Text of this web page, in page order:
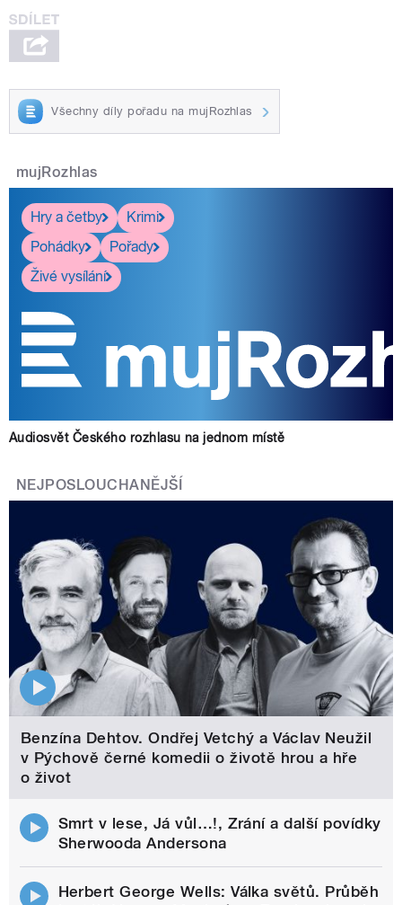
Všechny díly pořadu na mujRozhlas
mujRozhlas
Hry a četby
Krimi
Pohádky
Pořady
Živé vysílání
Audiosvět Českého rozhlasu na jednom místě
NEJPOSLOUCHANĚJŠÍ
Benzína Dehtov. Ondřej Vetchý a Václav Neužil
v Pýchově černé komedii o životě hrou a hře
o život
Smrt v lese, Já vůl…!, Zrání a další povídky
Sherwooda Andersona
Herbert George Wells: Válka světů. Průběh